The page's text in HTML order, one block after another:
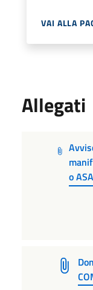
VAI ALLA
Allegati
o